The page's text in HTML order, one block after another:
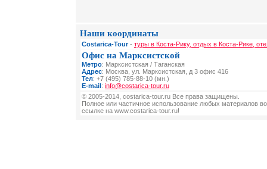
Наши координаты
Costarica-Tour- туры в Коста-Рику, отдых в Коста-Рике,
Офис на Марксистской
Метро: Марксистская / Таганская
Адрес: Москва, ул. Марксистская, д 3 офис 416
Тел: +7 (495) 785-88-10 (мн.)
E-mail: info@costarica-tour.ru
© 2005-2014, costarica-tour.ru Все права защищены.
Полное или частичное использование любых материалов
ссылке на www.costarica-tour.ru!